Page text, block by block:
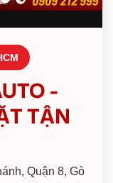
-
TẬN
Quận 8, Gò